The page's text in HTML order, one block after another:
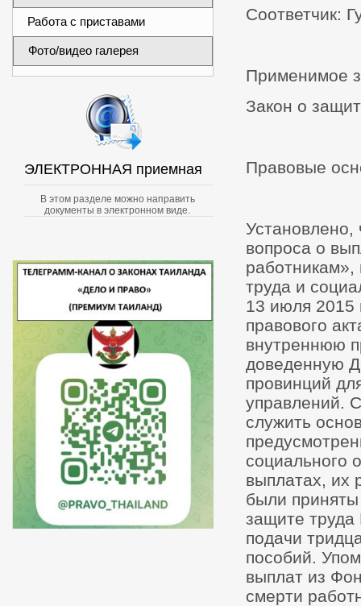
Работа с приставами
Фото/видео галерея
ЭЛЕКТРОННАЯ приемная
В этом разделе можно направить
документы в электронном виде.
Соответчик:
Применимое
Закон о
Правовые
вопроса о
труда и
13 июля 2015
правового
внутреннюю
доведенную
провинций
управлений.
служить
социального
выплатах, их
были приняты
защите
подачи
пособий.
выплат из
смерти